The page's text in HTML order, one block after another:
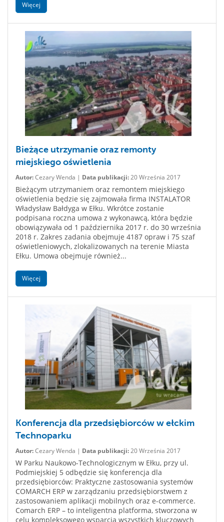
Więcej
Bieżące utrzymanie oraz remonty
miejskiego oświetlenia
Autor:Cezary Wenda | Data publikacji:20 Września 2017
Bieżącym utrzymaniem oraz remontem miejskiego
oświetlenia będzie się zajmowała firma INSTALATOR
Władysław Bałdyga w Ełku. Wkrótce zostanie
podpisana roczna umowa z wykonawcą, która będzie
obowiązywała od 1 października 2017 r. do 30 września
2018 r. Zakres zadania obejmuje 4187 opraw i 75 szaf
oświetleniowych, zlokalizowanych na terenie Miasta
Ełku. Umowa obejmuje również...
Więcej
Konferencja dla przedsiębiorców w ełckim
Technoparku
Autor:Cezary Wenda | Data publikacji:20 Września 2017
W Parku Naukowo-Technologicznym w Ełku, przy ul.
Podmiejskiej 5 odbędzie się konferencja dla
przedsiębiorców: Praktyczne zastosowania systemów
COMARCH ERP w zarządzaniu przedsiębiorstwem z
zastosowaniem aplikacji mobilnych oraz e-commerce.
Comarch ERP – to inteligentna platforma, stworzona w
celu kompleksowego wsparcia wszystkich kluczowych